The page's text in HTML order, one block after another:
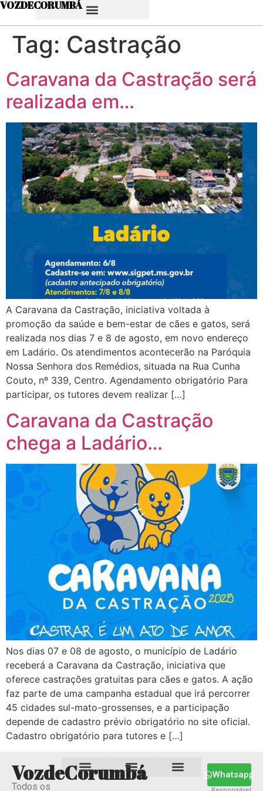
VOZDECORUMBÁ
Tag: Castração
Caravana da Castração será
realizada em…
A Caravana da Castração, iniciativa voltada à
promoção da saúde e bem-estar de cães e gatos, será
realizada nos dias 7 e 8 de agosto, em novo endereço
em Ladário. Os atendimentos acontecerão na Paróquia
Nossa Senhora dos Remédios, situada na Rua Cunha
Couto, nº 339, Centro. Agendamento obrigatório Para
participar, os tutores devem realizar […]
Caravana da Castração
chega a Ladário…
Nos dias 07 e 08 de agosto, o município de Ladário
receberá a Caravana da Castração, iniciativa que
oferece castrações gratuitas para cães e gatos. A ação
faz parte de uma campanha estadual que irá percorrer
45 cidades sul-mato-grossenses, e a participação
depende de cadastro prévio obrigatório no site oficial.
Cadastro obrigatório para tutores e […]
VozdeCorumbá
Todos os
Whatsapp